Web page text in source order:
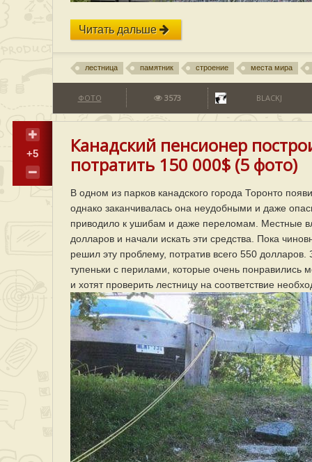
Читать дальше
лестница памятник строение места мира
ФОТО 3573 BLACKJ
+5
Канадский пенсионер
потратить 150 000$ (5 фото)
В одном из парков канадского города Торонто
однако заканчивалась она неудобными и даже
приводило к ушибам и даже переломам. Местные
долларов и начали искать эти средства. Пока
решил эту проблему, потратив всего 550
тупеньки с перилами, которые очень понравились
и хотят проверить лестницу на соответствие